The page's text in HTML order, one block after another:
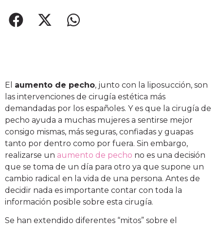
El aumento de pecho, junto con la liposucción, son
las intervenciones de cirugía estética más
demandadas por los españoles. Y es que la cirugía de
pecho ayuda a muchas mujeres a sentirse mejor
consigo mismas, más seguras, confiadas y guapas
tanto por dentro como por fuera. Sin embargo,
realizarse un aumento de pecho no es una decisión
que se toma de un día para otro ya que supone un
cambio radical en la vida de una persona. Antes de
decidir nada es importante contar con toda la
información posible sobre esta cirugía.
Se han extendido diferentes “mitos” sobre el